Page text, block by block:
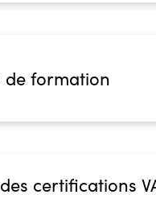
de formation
certifications